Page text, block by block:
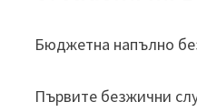
Бюджетна напълно
Първите безжични